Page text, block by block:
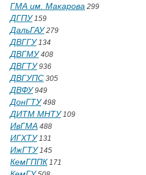
ГМА им. Макарова 299
ДГПУ159
ДальГАУ279
ДВГГУ134
ДВГМУ408
ДВГТУ936
ДВГУПС 305
ДВФУ949
ДонГТУ498
ДИТМ МНТУ109
ИвГМА 488
ИГХТУ131
ИжГТУ145
КемГППК 171